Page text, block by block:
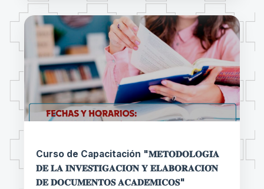
Curso de Capacitación "𝐌𝐄𝐓𝐎𝐃𝐎𝐋𝐎𝐆𝐈́𝐀
𝐃𝐄 𝐋𝐀 𝐈𝐍𝐕𝐄𝐒𝐓𝐈𝐆𝐀𝐂𝐈𝐎́𝐍 𝐘 𝐄𝐋𝐀𝐁𝐎𝐑𝐀𝐂𝐈𝐎́𝐍
𝐃𝐄 𝐃𝐎𝐂𝐔𝐌𝐄𝐍𝐓𝐎𝐒 𝐀𝐂𝐀𝐃𝐄́𝐌𝐈𝐂𝐎𝐒"